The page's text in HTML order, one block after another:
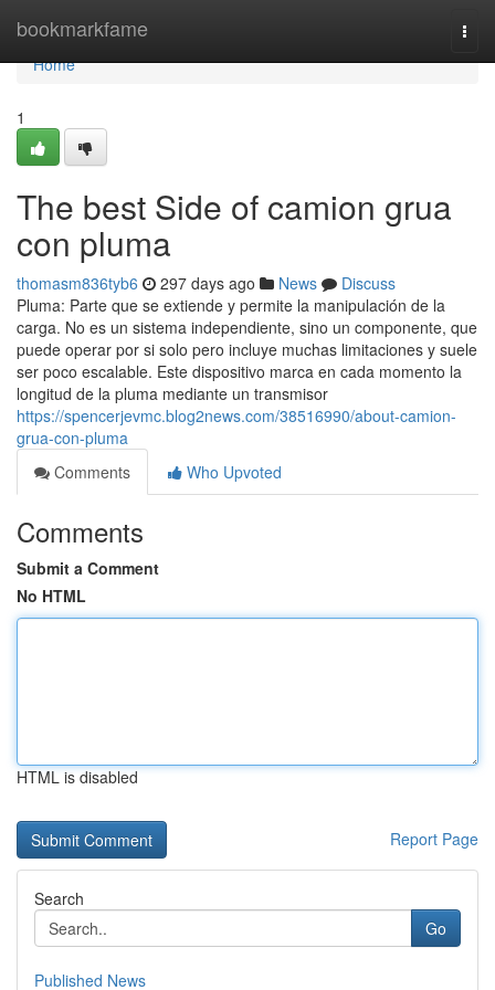
bookmarkfame
Home
Home
1
The best Side of camion grua
con pluma
thomasm836tyb6 297 days ago News
Discuss
Pluma: Parte que se extiende y permite la manipulación de la
carga. No es un sistema independiente, sino un componente, que
puede operar por si solo pero incluye muchas limitaciones y suele
ser poco escalable. Este dispositivo marca en cada momento la
longitud de la pluma mediante un transmisor
https://spencerjevmc.blog2news.com/38516990/about-camion-
grua-con-pluma
Comments
Who Upvoted
Comments
Submit a Comment
No HTML
HTML is disabled
Report Page
Search
Go
Published News